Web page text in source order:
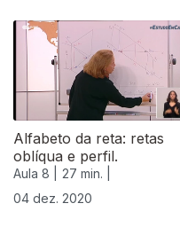
Alfabeto da reta: retas
oblíqua e perfil.
Aula 8 |
27 min. |
04 dez. 2020